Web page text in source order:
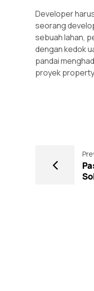
Developer
seorang
sebuah lahan,
dengan kedok
pandai
proyek